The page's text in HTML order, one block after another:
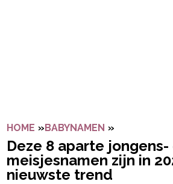
HOME »BABYNAMEN »
Deze 8 aparte jongens-
meisjesnamen zijn in
nieuwste trend